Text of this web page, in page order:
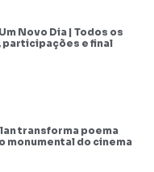
Novo Dia | Todos os
participações e final
transforma poema
monumental do cinema